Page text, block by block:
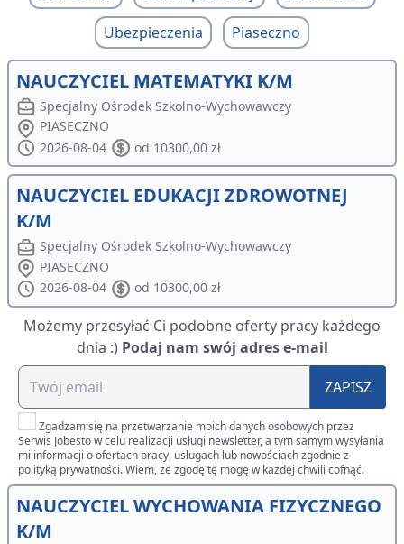
Ubezpieczenia
Piaseczno
NAUCZYCIEL MATEMATYKI K/M
Specjalny Ośrodek Szkolno-Wychowawczy
PIASECZNO
2026-08-04
od 10300,00 zł
NAUCZYCIEL EDUKACJI ZDROWOTNEJ
K/M
Specjalny Ośrodek Szkolno-Wychowawczy
PIASECZNO
2026-08-04
od 10300,00 zł
Możemy przesyłać Ci podobne oferty pracy każdego
dnia :) Podaj nam swój adres e-mail
ZAPISZ
Zgadzam się na przetwarzanie moich danych osobowych przez
Serwis Jobesto w celu realizacji usługi newsletter, a tym samym wysyłania
mi informacji o ofertach pracy, usługach lub nowościach zgodnie z
polityką prywatności. Wiem, że zgodę tę mogę w każdej chwili cofnąć.
NAUCZYCIEL WYCHOWANIA FIZYCZNEGO
K/M